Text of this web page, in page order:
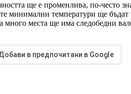
ще е променлива, по-
минимални температури ще
много места ще има следобедни
в предпочитани в Google